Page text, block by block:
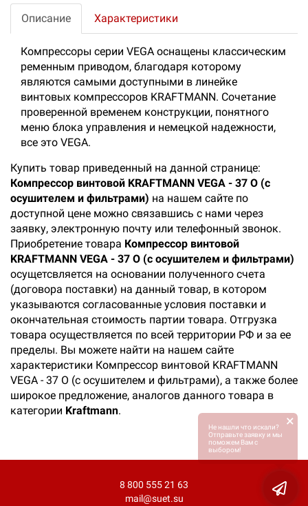
Описание Характеристики
Компрессоры серии VEGA оснащены классическим
ременным приводом, благодаря которому
являются самыми доступными в линейке
винтовых компрессоров KRAFTMANN. Сочетание
проверенной временем конструкции, понятного
меню блока управления и немецкой надежности,
все это VEGA.
Купить товар приведенный на данной странице:
Компрессор винтовой KRAFTMANN VEGA - 37 О (с
осушителем и фильтрами) на нашем сайте по
доступной цене можно связавшись с нами через
заявку, электронную почту или телефонный звонок.
Приобретение товара Компрессор винтовой
KRAFTMANN VEGA - 37 О (с осушителем и фильтрами)
осущетсвляется на основании полученного счета
(договора поставки) на данный товар, в котором
указываются согласованные условия поставки и
окончательная стоимость партии товара. Отгрузка
товара осуществляется по всей территории РФ и за ее
пределы. Вы можете найти на нашем сайте
характеристики Компрессор винтовой KRAFTMANN
VEGA - 37 О (с осушителем и фильтрами), а также более
широкое предложение, аналогов данного товара в
категории Kraftmann.
8 800 555 21 63
mail@suet.su
Не нашли что искали?
Отправьте заявку и мы
поможем Вам с
выбором!
×